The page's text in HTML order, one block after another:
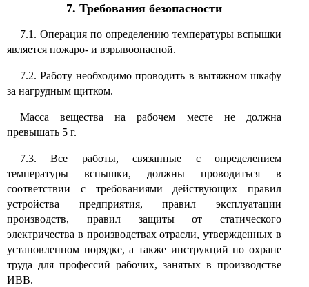
7. Требования безопасности
7.1. Операция по определению температуры вспышки
является пожаро- и взрывоопасной.
7.2. Работу необходимо проводить в вытяжном шкафу
за нагрудным щитком.
Масса вещества на рабочем месте не должна
превышать 5 г.
7.3. Все работы, связанные с определением
температуры вспышки, должны проводиться в
соответствии с требованиями действующих правил
устройства предприятия, правил эксплуатации
производств, правил защиты от статического
электричества в производствах отрасли, утвержденных в
установленном порядке, а также инструкций по охране
труда для профессий рабочих, занятых в производстве
ИВВ.